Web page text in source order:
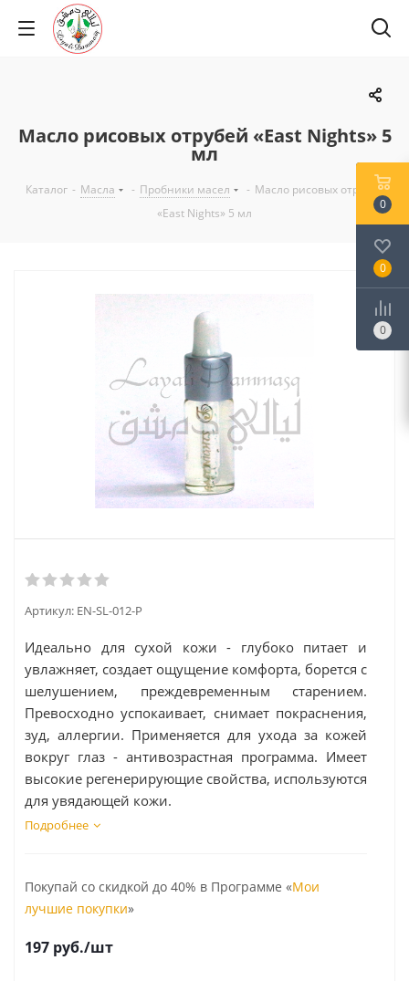
Масло рисовых отрубей «East Nights» 5
мл
Каталог - Масла - Пробники масел - Масло рисовых отрубей
«East Nights» 5 мл
Артикул: EN-SL-012-P
Идеально для сухой кожи - глубоко питает и
увлажняет, создает ощущение комфорта, борется с
шелушением, преждевременным старением.
Превосходно успокаивает, снимает покраснения,
зуд, аллергии. Применяется для ухода за кожей
вокруг глаз - антивозрастная программа. Имеет
высокие регенерирующие свойства, используются
для увядающей кожи.
Подробнее
Покупай со скидкой до 40% в Программе «Мои
лучшие покупки»
197 руб./шт
0
0
0